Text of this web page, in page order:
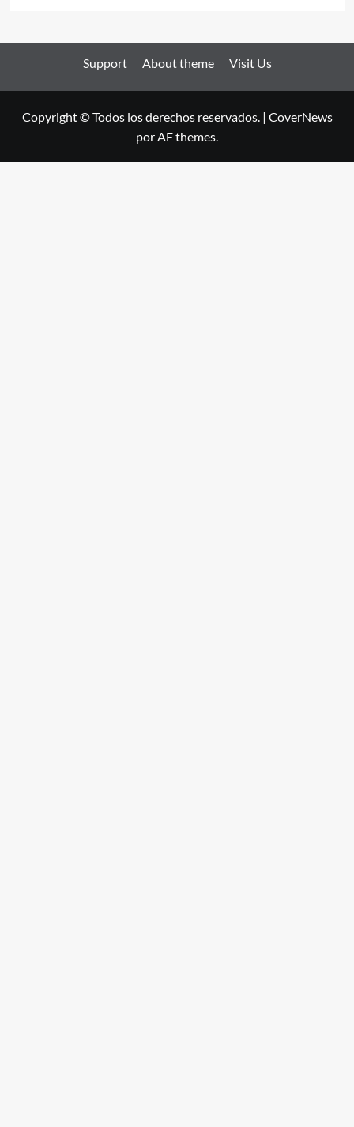
Support About theme Visit Us
Copyright © Todos los derechos reservados. | CoverNews
por AF themes.